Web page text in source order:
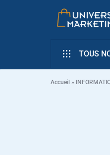
EN
LIGNE
TOUS
Accueil »